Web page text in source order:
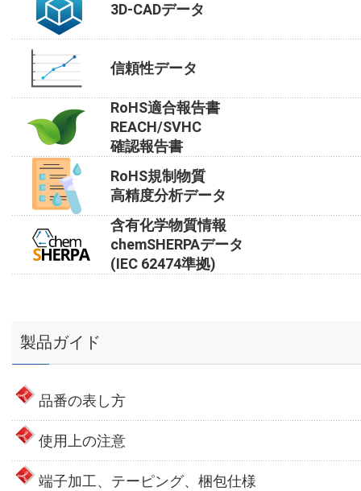
3D-CADデータ
信頼性データ
RoHS適合報告書
REACH/SVHC
確認報告書
RoHS規制物質
高精度分析データ
含有化学物質情報
chemSHERPAデータ
(IEC 62474準拠)
製品ガイド
品番の表し方
使用上の注意
端子加工、テーピング、梱包仕様